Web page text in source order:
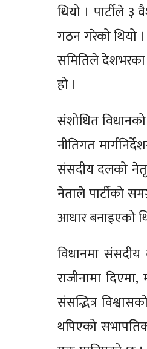
थियो । पार्टीले
गठन गरेको थियो
समितिले देशभरका
हो ।
संशोधित
नीतिगत
संसदीय दलको
नेताले पार्टीको
आधार बनाइएको
विधानमा
राजीनामा
संसद्भित्र
थपिएको